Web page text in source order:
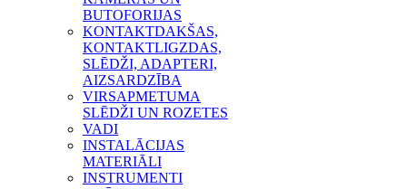
BUTOFORIJAS
KONTAKTDAKŠAS,
KONTAKTLIGZDAS,
SLĒDŽI, ADAPTERI,
AIZSARDZĪBA
VIRSAPMETUMA
SLĒDŽI UN ROZETES
VADI
INSTALĀCIJAS
MATERIĀLI
INSTRUMENTI